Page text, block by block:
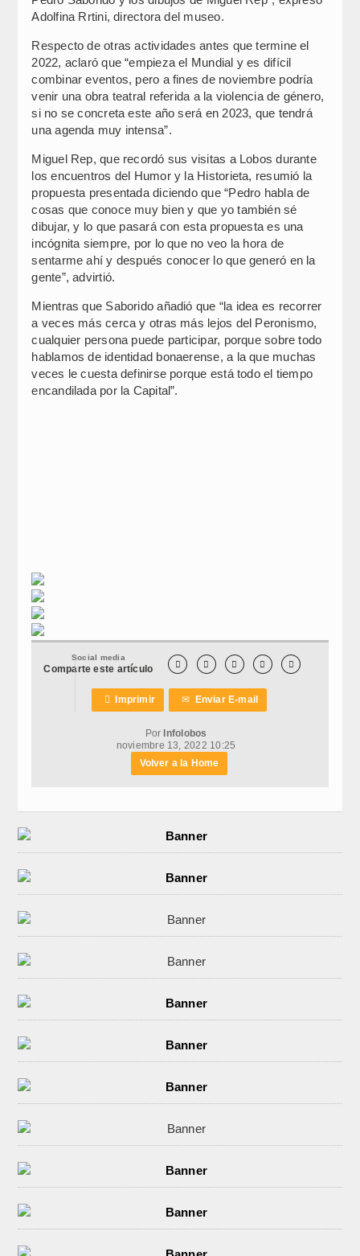
Adolfina Rrtini, directora del museo.
Respecto de otras actividades antes que termine el
2022, aclaró que “empieza el Mundial y es difícil
combinar eventos, pero a fines de noviembre podría
venir una obra teatral referida a la violencia de género,
si no se concreta este año será en 2023, que tendrá
una agenda muy intensa”.
Miguel Rep, que recordó sus visitas a Lobos durante
los encuentros del Humor y la Historieta, resumió la
propuesta presentada diciendo que “Pedro habla de
cosas que conoce muy bien y que yo también sé
dibujar, y lo que pasará con esta propuesta es una
incógnita siempre, por lo que no veo la hora de
sentarme ahí y después conocer lo que generó en la
gente”, advirtió.
Mientras que Saborido añadió que “la idea es recorrer
a veces más cerca y otras más lejos del Peronismo,
cualquier persona puede participar, porque sobre todo
hablamos de identidad bonaerense, a la que muchas
veces le cuesta definirse porque está todo el tiempo
encandilada por la Capital”.
Social media
Comparte este artículo     
 Imprimir ✉ Enviar E-mail
Por Infolobos
noviembre 13, 2022 10:25
Volver a la Home